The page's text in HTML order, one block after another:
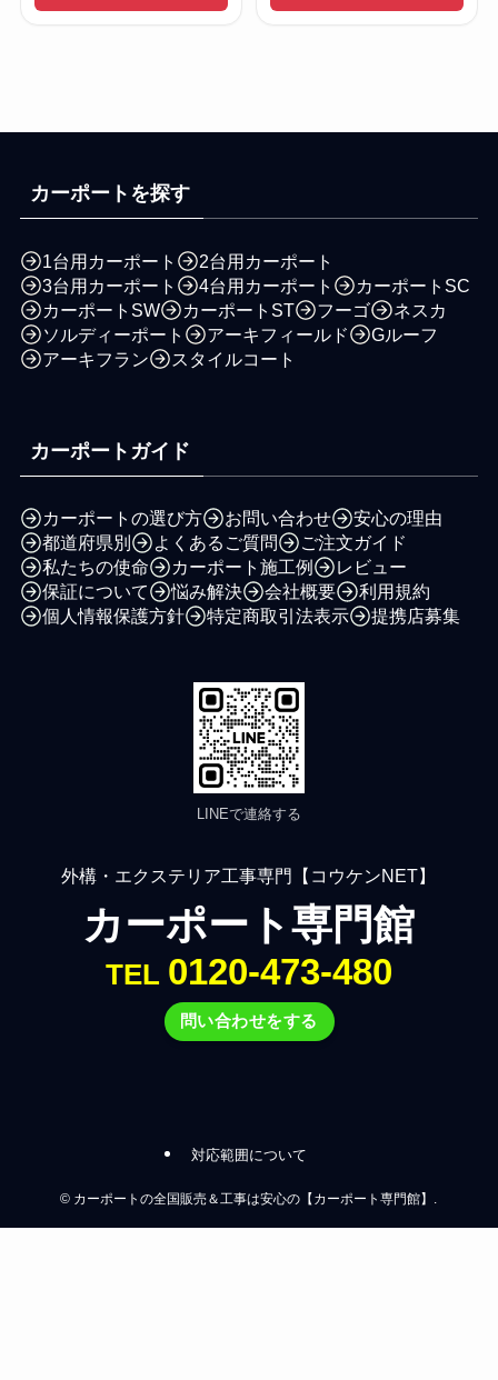
カーポートを探す
1台用カーポート
2台用カーポート
3台用カーポート
4台用カーポート
カーポートSC
カーポートSW
カーポートST フーゴ
ネスカ
ソルディーポート
アーキフィールド
Gルーフ
アーキフラン
スタイルコート
カーポートガイド
カーポートの選び方 お問い合わせ
安心の理由
都道府県別
よくあるご質問
ご注文ガイド
私たちの使命
カーポート施工例
レビュー
保証について
悩み解決 会社概要
利用規約
個人情報保護方針
特定商取引法表示 提携店募集
LINEで連絡する
外構・エクステリア工事専門【コウケンNET】
カーポート専門館
TEL 0120-473-480
問い合わせをする
対応範囲について
© カーポートの全国販売＆工事は安心の【カーポート専門館】.